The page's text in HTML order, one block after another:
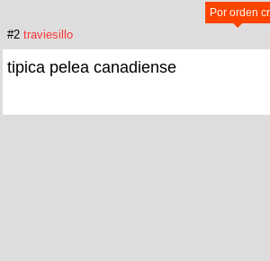
Por orden
#2 traviesillo
tipica pelea canadiense